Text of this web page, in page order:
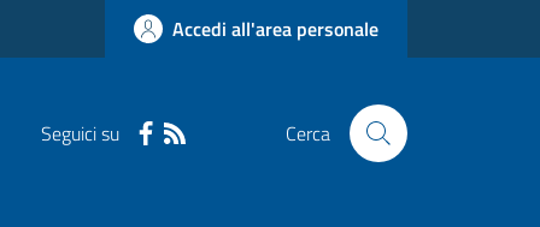
Accedi all'area personale
Seguici su Cerca